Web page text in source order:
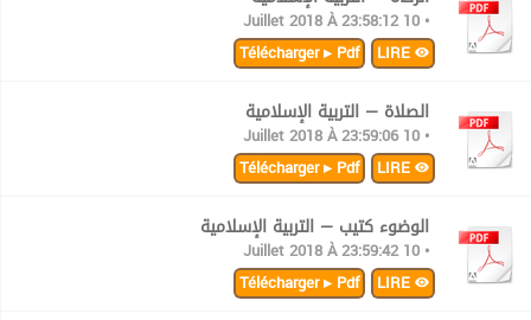
• 10 Juillet 2018 À 23:58:12
Télécharger ▸ Pdf
الصلاة — التربية الإسلامية
• 10 Juillet 2018 À 23:59:06
Télécharger ▸ Pdf
الوضوء كتيب — التربية الإسلامية
• 10 Juillet 2018 À 23:59:42
Télécharger ▸ Pdf